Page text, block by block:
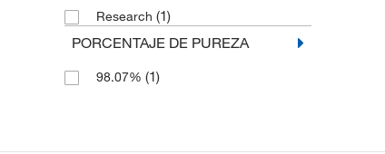
Research (1)
PORCENTAJE DE PUREZA
98.07% (1)